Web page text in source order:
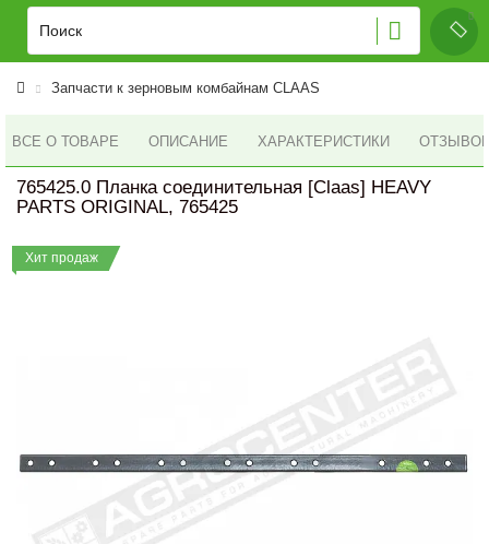
Запчасти к зерновым комбайнам CLAAS
ВСЕ О ТОВАРЕ ОПИСАНИЕ ХАРАКТЕРИСТИКИ ОТЗЫВОВ
765425.0 Планка соединительная [Claas] HEAVY
PARTS ORIGINAL, 765425
Хит продаж